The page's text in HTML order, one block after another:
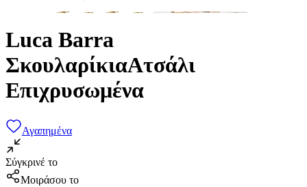
Luca Barra
ΣκουλαρίκιαΑτσάλι
Επιχρυσωμένα
Αγαπημένα
Σύγκρινέ το
Μοιράσου το